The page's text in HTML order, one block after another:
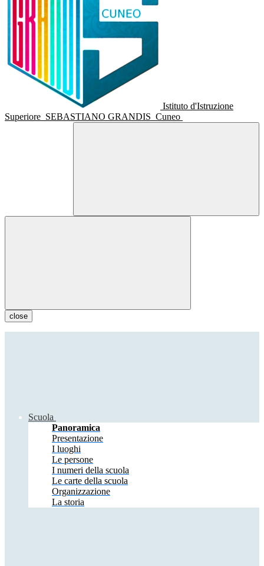
Istituto d'Istruzione
Superiore SEBASTIANO GRANDIS Cuneo
close
Scuola
Panoramica
Presentazione
I luoghi
Le persone
I numeri della scuola
Le carte della scuola
Organizzazione
La storia